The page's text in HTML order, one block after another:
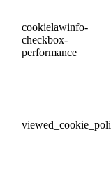
cookielawinfo-
checkbox-
performance